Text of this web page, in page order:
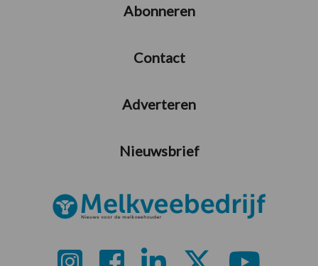
Abonneren
Contact
Adverteren
Nieuwsbrief